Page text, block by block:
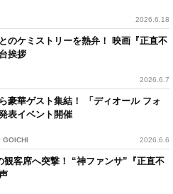
2026.6.18
のケミストリーを熱弁！ 映画『正直不
挨拶
2026.6.7
豪華ゲスト集結！ 「ディオール フォ
表イベント開催
GOICHI 2026.6.6
観客席へ突撃！ “神ファンサ”『正直不